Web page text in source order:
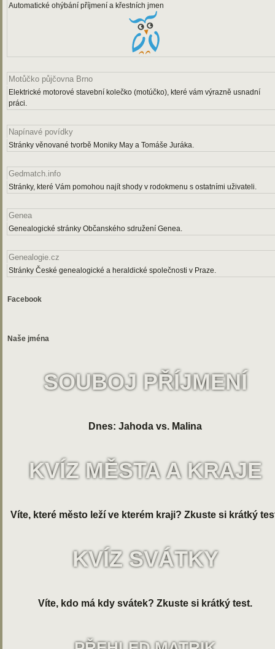
Automatické ohýbání příjmení a křestních jmen
Motůčko půjčovna Brno
Elektrické motorové stavební kolečko (motúčko), které vám výrazně usnadní
práci.
Napínavé povídky
Stránky věnované tvorbě Moniky May a Tomáše Juráka.
Gedmatch.info
Stránky, které Vám pomohou najít shody v rodokmenu s ostatními uživateli.
Genea
Genealogické stránky Občanského sdružení Genea.
Genealogie.cz
Stránky České genealogické a heraldické společnosti v Praze.
Facebook
Naše jména
SOUBOJ PŘÍJMENÍ
Dnes: Jahoda vs. Malina
KVÍZ MĚSTA A KRAJE
Víte, které město leží ve kterém kraji? Zkuste si krátký
KVÍZ SVÁTKY
Víte, kdo má kdy svátek? Zkuste si krátký test.